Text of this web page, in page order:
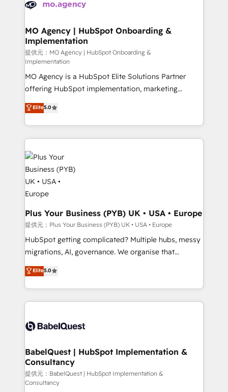
services are offered in both English & French.
WordPress and legacy CRMs, turning fragmented
architectures that accelerate revenue operations and
performance. - Multi-object CRM migration, cleanup,
and implementation. - Pre-built and custom
integrations across your full tech stack. - Custom
object setup, CMS builds, and full-funnel automation.
- Dashboards, lifecycle campaigns, and lead
nurturing sequences. - Cross-hub setup across
Marketing, Sales, Operations, and Service Hubs. -
Ongoing optimization, managed support, and
scalable retainers. Let’s make HubSpot your most
powerful growth engine. Built to convert, scale, and
MO Agency | HubSpot Onboarding &
Implementation
提供元：MO Agency | HubSpot Onboarding &
Implementation
MO Agency is a HubSpot Elite Solutions Partner
offering HubSpot implementation, marketing
automation, CRM and RevOps consulting, B2B SEO,
paid media, content marketing, AEO and GEO (AI
search optimisation), and HubSpot Content Hub and
WordPress development. We work with enterprise
and growth-led companies across technology,
professional services, financial services and
industrial sectors. Offices in Johannesburg, Cape
Town, Dubai & London. 500+ HubSpot CRM
implementations delivered. AI visibility coverage
across ChatGPT, Claude, Perplexity, Gemini and
Google AI Overviews. HubSpot Impact Award -
Customer First HubSpot Impact Award - Integrations
Innovation HubSpot Impact Award - Platform
Platform Excellence 40+ full-time HubSpot
professionals. 100s of certifications and
Elite5.0
Plus Your Business (PYB) UK • USA • Europe
提供元：Plus Your Business (PYB) UK • USA • Europe
HubSpot getting complicated? Multiple hubs, messy
migrations, AI, governance. We organise that
complexity, so your team can put HubSpot to work...
Welcome to our Profile! We help with: • CRM
implementation, reports, workflows, and team
training • CRM migration from Salesforce, Pipedrive,
custom API integrations with ERP (and other
operations A little about us: • Boutique 'Elite' team of
12 • 150+ clients across Sales Hub, Marketing Hub,
Service Hub, Data Hub and CMS • ISO/IEC
27001:2022, ISO 9001:2015, and ISO 42001:2023
Elite5.0
BabelQuest | HubSpot Implementation &
Consultancy
提供元：BabelQuest | HubSpot Implementation &
Consultancy